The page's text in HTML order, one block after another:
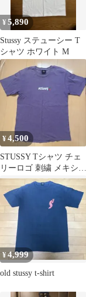
¥5,890
Stussy ステューシー T
シャツ ホワイト M
¥4,500
STUSSY Tシャツ チェ
リーロゴ 刺繍 メキシコ
製
¥ 4,999
old stussy t-shirt